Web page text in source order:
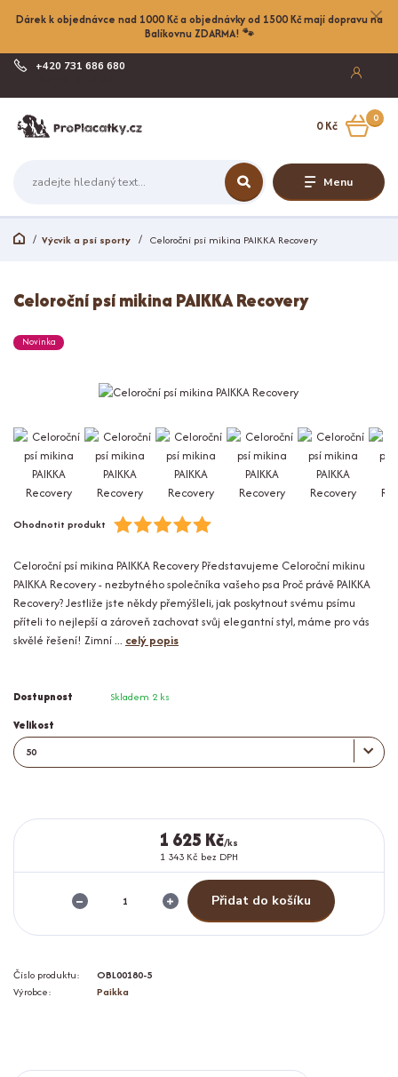
Dárek k objednávce nad 1000 Kč a objednávky od 1500 Kč mají dopravu na
Balíkovnu ZDARMA! 🐾
Menu
+420 731 686 680
0
0 Kč
Výcvik a psí sporty Celoroční psí mikina PAIKKA Recovery
Celoroční psí mikina PAIKKA Recovery
Novinka
Ohodnotit produkt
Celoroční psí mikina PAIKKA Recovery Představujeme Celoroční mikinu
PAIKKA Recovery - nezbytného společníka vašeho psa Proč právě PAIKKA
Recovery? Jestliže jste někdy přemýšleli, jak poskytnout svému psímu
příteli to nejlepší a zároveň zachovat svůj elegantní styl, máme pro vás
skvělé řešení! Zimní ... celý popis
Dostupnost Skladem 2 ks
Velikost
1 625 Kč/ks
1 343 Kč bez DPH
Přidat do košíku
Číslo produktu:
OBL00180-5
Výrobce:
Paikka